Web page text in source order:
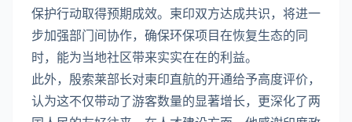
保护行动取得预期成效。柬印双方达成共识，将进一
步加强部门间协作，确保环保项目在恢复生态的同
时，能为当地社区带来实实在在的利益。
此外，殷索莱部长对柬印直航的开通给予高度评价，
认为这不仅带动了游客数量的显著增长，更深化了两